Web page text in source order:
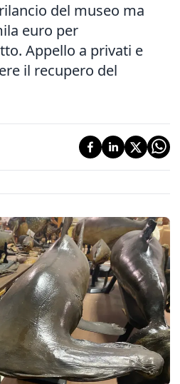
del museo ma
euro per
Appello a privati e
il recupero del